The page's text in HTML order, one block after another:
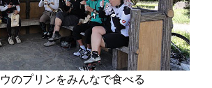
のプリンをみんなで食べる